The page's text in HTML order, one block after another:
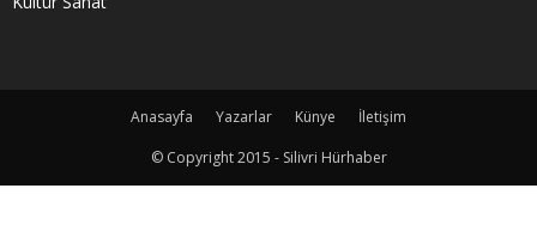
Anasayfa Yazarlar Künye
İletişim
© Copyright 2015 - Silivri Hürhaber